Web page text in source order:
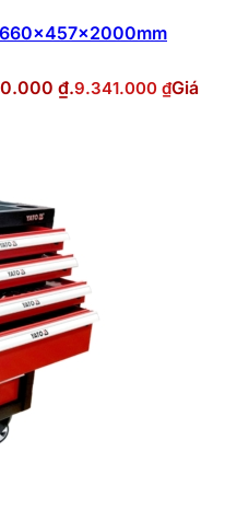
660x457x2000mm
₫.9.341.000 ₫Giá